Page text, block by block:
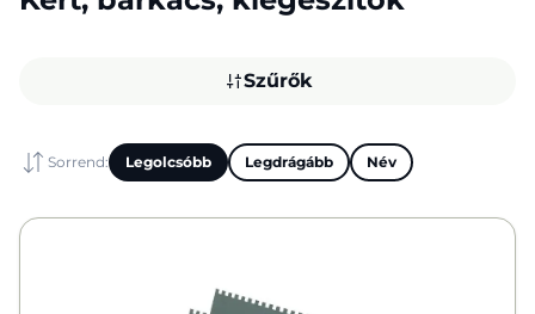
Szűrők
Sorrend: Legolcsóbb Legdrágább Név